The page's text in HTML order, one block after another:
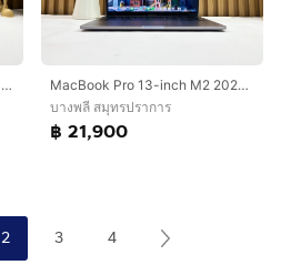
MacBook Pro 13-inch 2017 Ram8GB SSD256GB Silve
MacBook Pro 13-inch M2 2022 Ram8GB SSD512GB Space Gray
บางพลี สมุทรปราการ
฿ 21,900
2 3 4